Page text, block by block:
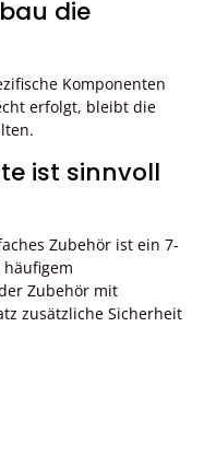
die
Komponenten
erfolgt, bleibt die
ist sinnvoll
Zubehör ist ein 7-
Zubehör mit
zusätzliche Sicherheit